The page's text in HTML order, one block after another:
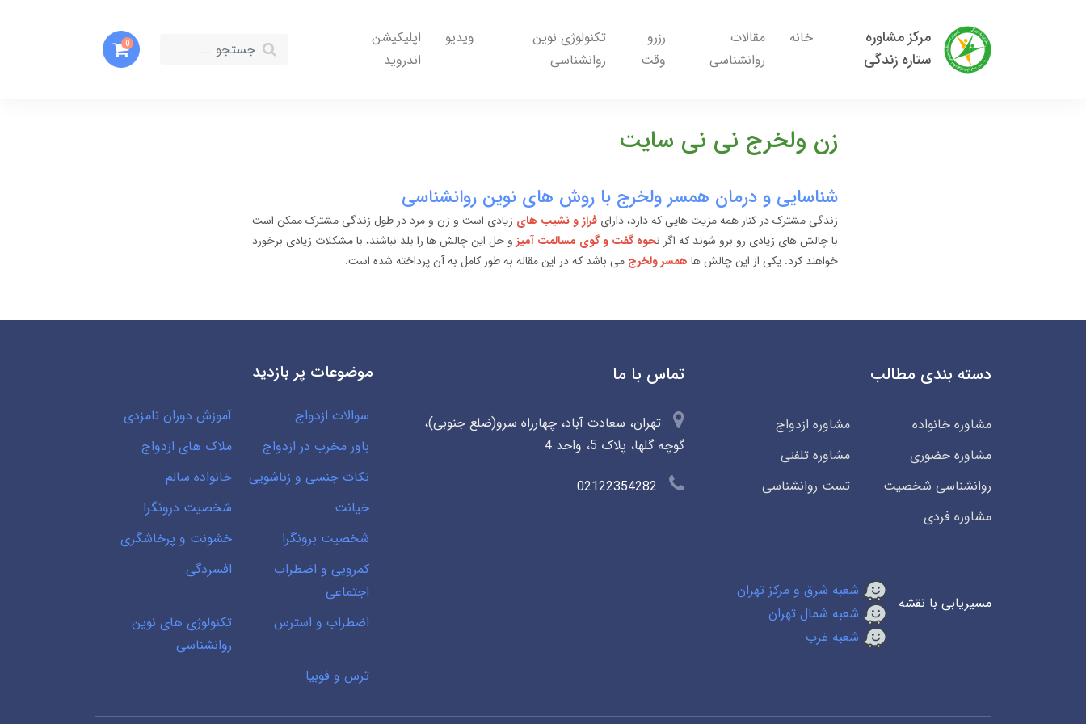
مرکز مشاوره
ستاره زندگی
خانه
مقالات
روانشناسی
رزرو
وقت
تکنولوژی نوین
روانشناسی
ویدیو
اپلیکیشن
اندروید
0
زن ولخرج نی نی سایت
شناسایی و درمان همسر ولخرج با روش های نوین روانشناسی
زندگی مشترک در کنار همه مزیت هایی که دارد، دارای فراز و نشیب های زیادی است و زن و مرد در طول زندگی مشترک ممکن است
با چالش های زیادی رو برو شوند که اگر نحوه گفت و گوی مسالمت آمیز و حل این چالش ها را بلد نباشند، با مشکلات زیادی برخورد
خواهند کرد. یکی از این چالش ها همسر ولخرج می باشد که در این مقاله به طور کامل به آن پرداخته شده است.
دسته بندی مطالب
مشاوره خانواده
مشاوره ازدواج
مشاوره حضوری
مشاوره تلفنی
روانشناسی شخصیت
تست روانشناسی
مشاوره فردی
مسیریابی با نقشه
شعبه شرق و مرکز تهران
شعبه شمال تهران
شعبه غرب
تماس با ما
تهران، سعادت آباد، چهارراه سرو(ضلع جنوبی)،
گوچه گلها، پلاک 5، واحد 4
02122354282
موضوعات پر بازدید
سوالات ازدواج
آموزش دوران نامزدی
باور مخرب در ازدواج
ملاک های ازدواج
نکات جنسی و زناشویی
خانواده سالم
خیانت
شخصیت درونگرا
شخصیت برونگرا
خشونت و پرخاشگری
کمرویی و اضطراب
اجتماعی
افسردگی
اضطراب و استرس
تکنولوژی های نوین
روانشناسی
ترس و فوبیا